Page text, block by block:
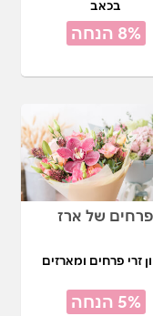
בכאב
8% הנחה
פרחים של ארז
זרי פרחים ומארזים
5% הנחה